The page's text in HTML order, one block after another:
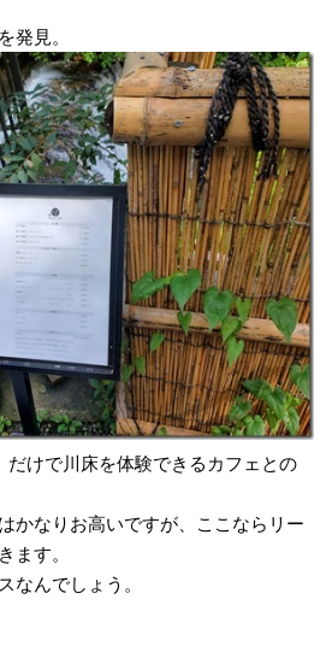
発見。
だけで川床を体験できるカフェとの
かなりお高いですが、ここならリー
ます。
なんでしょう。